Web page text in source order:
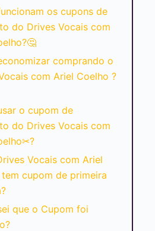
os cupons de
do Drives Vocais com
comprando o
com Ariel Coelho ?
o cupom de
do Drives Vocais com
Vocais com Ariel
cupom de primeira
que o Cupom foi